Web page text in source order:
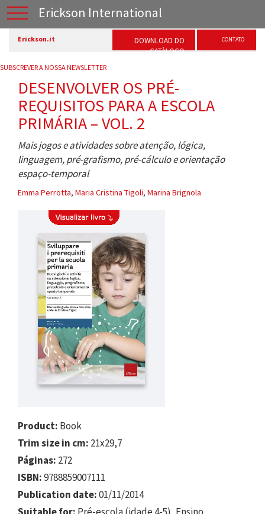
Erickson International
Erickson.it
DOWNLOAD DO
CATÀLOGO
CONTATO
SUBSCREVER A NOSSA NEWSLETTER
DESENVOLVER OS PRÉ-
REQUISITOS PARA A ESCOLA
PRIMÁRIA – VOL. 2
Mais jogos e atividades sobre atenção, lógica,
linguagem, pré-grafismo, pré-cálculo e orientação
espaço-temporal
Emma Perrotta, Maria Cristina Tigoli, Marina Brignola
Product: Book
Trim size in cm: 21x29,7
Páginas: 272
ISBN:9788859007111
Publication date:01/11/2014
Suitable for: Pré-escola (idade 4-5), Ensino